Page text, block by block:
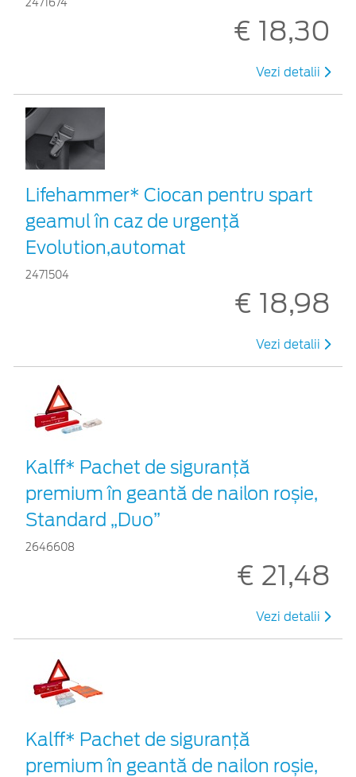
2471674
€ 18,30
Vezi detalii
Lifehammer* Ciocan pentru spart
geamul în caz de urgenţă
Evolution,automat
2471504
€ 18,98
Vezi detalii
Kalff* Pachet de siguranţă
premium în geantă de nailon roșie,
Standard „Duo”
2646608
€ 21,48
Vezi detalii
Kalff* Pachet de siguranţă
premium în geantă de nailon roșie,